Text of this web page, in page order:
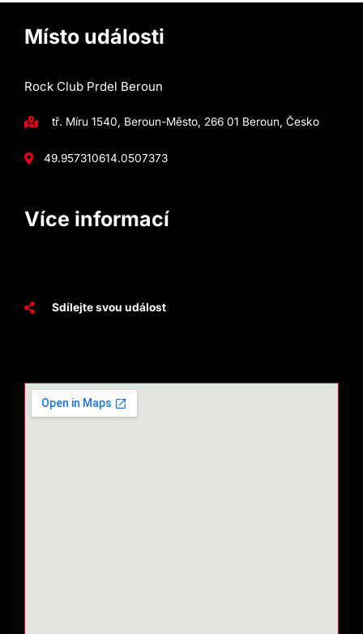
Místo události
Rock Club Prdel Beroun
tř. Míru 1540, Beroun-Město, 266 01 Beroun, Česko
49.957310614.0507373
Více informací
Sdílejte svou událost